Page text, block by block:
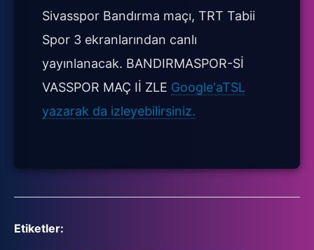
Sivasspor Bandırma maçı, TRT Tabii
Spor 3 ekranlarından canlı
yayınlanacak. BANDIRMASPOR-Sİ
VASSPOR MAÇ Iİ ZLE Google'aTSL
yazarak da izleyebilirsiniz.
Etiketler: